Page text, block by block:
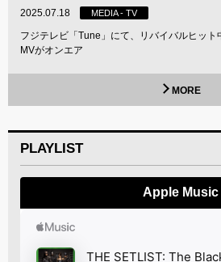
2025.07.18 MEDIA - TV
フジテレビ「Tune」にて、リバイバルヒッ
MVがオンエア
MORE
PLAYLIST
Apple Music